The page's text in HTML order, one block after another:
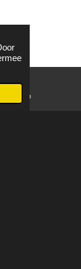
WhatsApp